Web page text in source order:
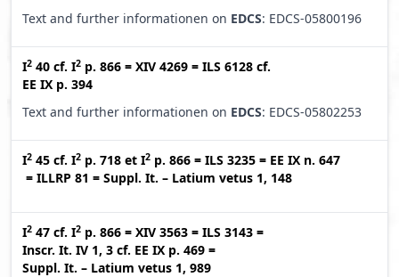
Text and further informationen on EDCS: EDCS-05800196
I2 40 cf. I2 p. 866 = XIV 4269 = ILS 6128 cf.
EE IX p. 394
Text and further informationen on EDCS: EDCS-05802253
I2 45 cf. I2 p. 718 et I2 p. 866 = ILS 3235 = EE IX n. 647
= ILLRP 81 = Suppl. It. – Latium vetus 1, 148
I2 47 cf. I2 p. 866 = XIV 3563 = ILS 3143 =
Inscr. It. IV 1, 3 cf. EE IX p. 469 =
Suppl. It. – Latium vetus 1, 989